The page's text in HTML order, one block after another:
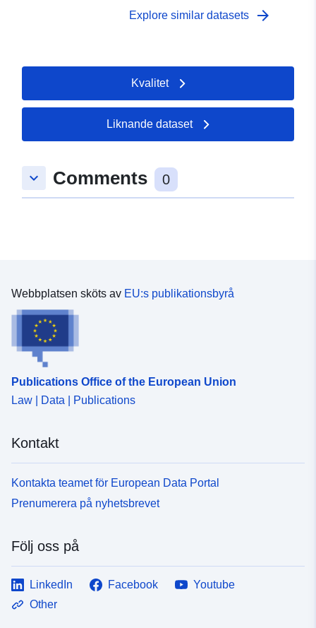
Explore similar datasets arrow_forward
Kvalitet
Liknande dataset
keyboard_arrow_down Comments 0
Webbplatsen sköts av EU:s publikationsbyrå
Publications Office of the European Union
Law | Data | Publications
Kontakt
Kontakta teamet för European Data Portal
Prenumerera på nyhetsbrevet
Följ oss på
LinkedIn Facebook
Youtube
Other